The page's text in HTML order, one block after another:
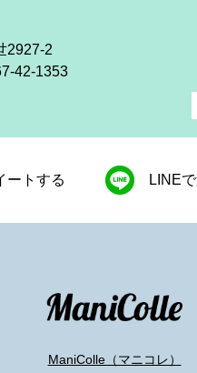
2927-2
42-1353
ートする LINE
ManiColle（マニコレ）